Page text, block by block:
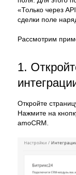
«Только через
сделки поле
Рассмотрим
1.
Откройте
Нажмите на
amoCRM.